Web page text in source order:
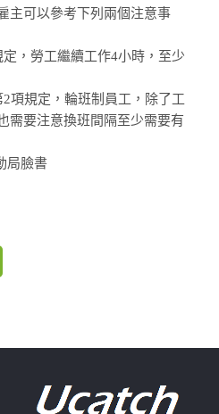
主可以參考下列兩個注意事
，勞工繼續工作4小時，至少
項規定，輪班制員工，除了工
需要注意換班間隔至少需要有
局臉書